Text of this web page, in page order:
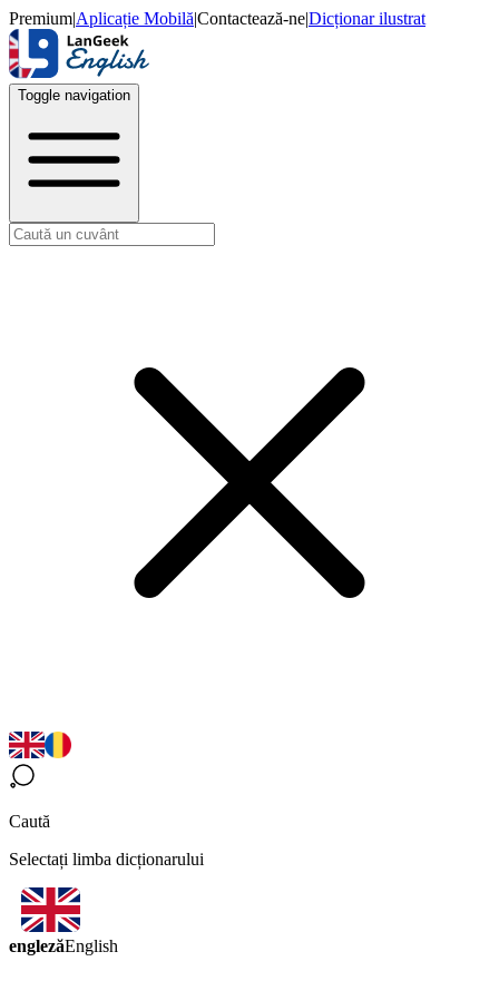
Premium|Aplicație Mobilă|Contactează-ne|Dicționar ilustrat
Toggle navigation
Caută
Selectați limba dicționarului
englezăEnglish